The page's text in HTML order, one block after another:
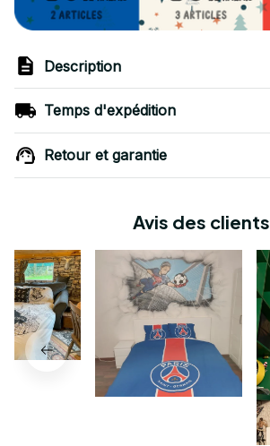
Description
Temps d'expédition
Retour et garantie
Avis des clients